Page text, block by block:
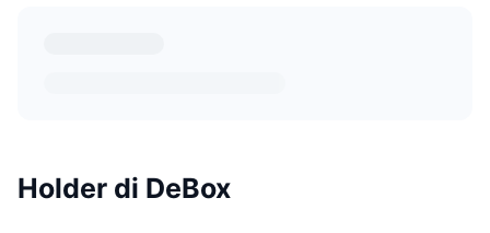
Holder di DeBox